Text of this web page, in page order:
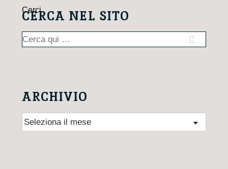
CERCA NEL SITO
Cerca:
ARCHIVIO
Archivio